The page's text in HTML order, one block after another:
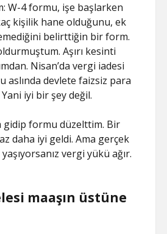
W-4 formu, işe başlarken
kişilik hane olduğunu, ek
belirttiğin bir form.
Aşırı kesinti
Nisan’da vergi iadesi
aslında devlete faizsiz para
iyi bir şey değil.
gidip formu düzelttim. Bir
daha iyi geldi. Ama gerçek
vergi yükü ağır.
maaşın üstüne